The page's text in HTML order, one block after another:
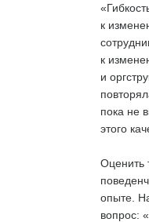
к
к
и
пока не
этого
Оценить
опыте.
вопрос: